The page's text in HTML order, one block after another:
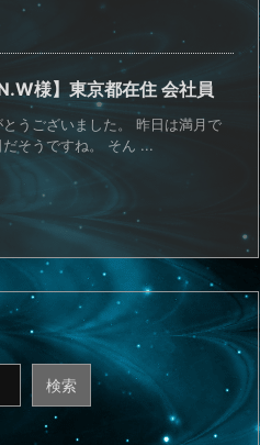
様】東京都在住 会社員
うございました。 昨日は満月で
そうですね。 そん ...
検索